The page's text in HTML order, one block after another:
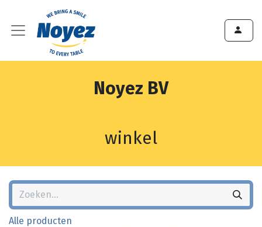
Noyez BV
winkel
Alle producten